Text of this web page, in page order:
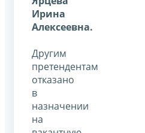
Ирина
Алексеевна.
Другим
претендентам
отказано
в
назначении
на